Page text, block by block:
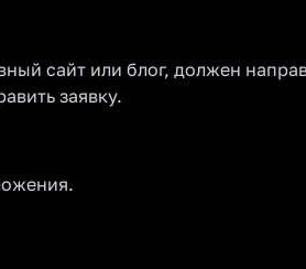
сайт или блог, должен
заявку.